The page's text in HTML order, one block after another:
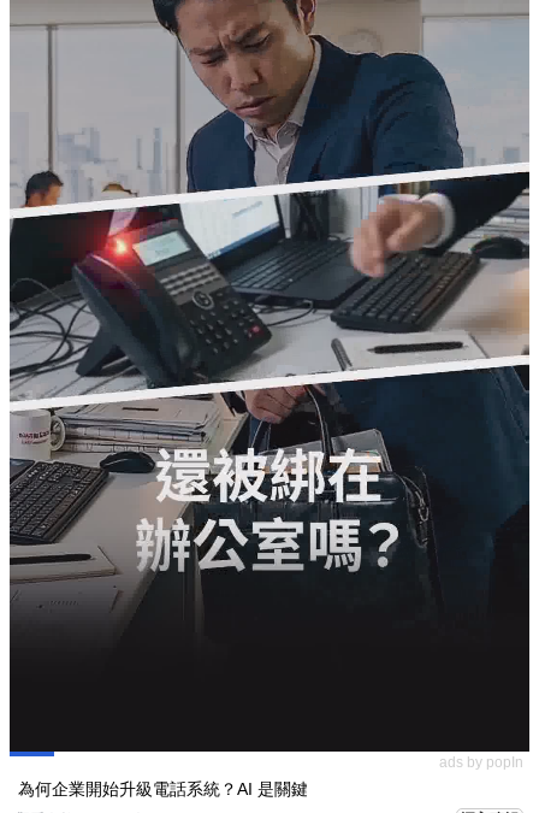
ads by popIn
為何企業開始升級電話系統？AI 是關鍵